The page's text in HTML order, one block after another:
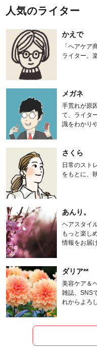
人気のライター
かえで
「ヘアケ
ライター。
メガネ
手荒れが原
て、ライタ
識をわかり
さくら
日常のスト
をもとに、
あんり。
ヘアスタイ
もっと楽し
情報をお届
ダリア**
美容ケア＆
雑誌、SNS
れからよろ